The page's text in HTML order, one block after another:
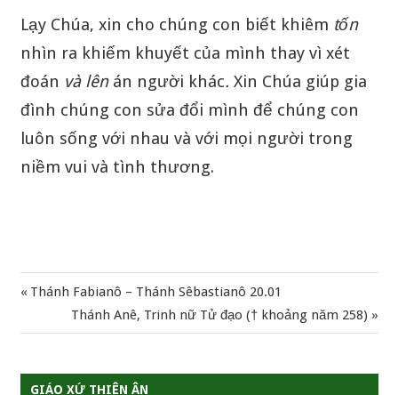
GIÁO XỨ THIÊN ÂN
Lạy Chúa, xin cho chúng con biết khiêm tốn
nhìn ra khiếm khuyết của mình thay vì xét
đoán và lên án người khác. Xin Chúa giúp gia
đình chúng con sửa đổi mình để chúng con
luôn sống với nhau và với mọi người trong
niềm vui và tình thương.
Điều
hướng
Previous
Thánh Fabianô – Thánh Sêbastianô 20.01
Next
Post:
Thánh Anê, Trinh nữ Tử đạo († khoảng năm 258)